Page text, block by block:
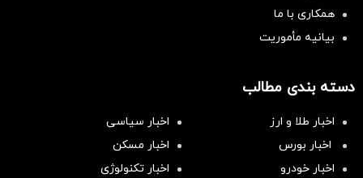
همکاری با ما
بیانیه مأموریت
دسته بندی مطالب
اخبار طلا و ارز
اخبار سیاسی
اخبار بورس
اخبار مسکن
اخبار خودرو
اخبار تکنولوژی